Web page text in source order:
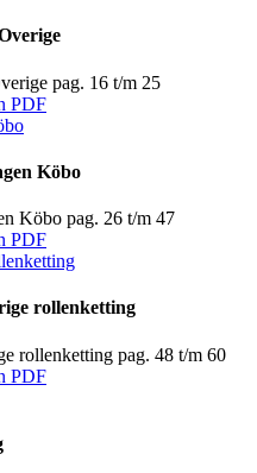
pag. 16 t/m 25
PDF
Köbo
pag. 26 t/m 47
PDF
rollenketting
pag. 48 t/m 60
PDF